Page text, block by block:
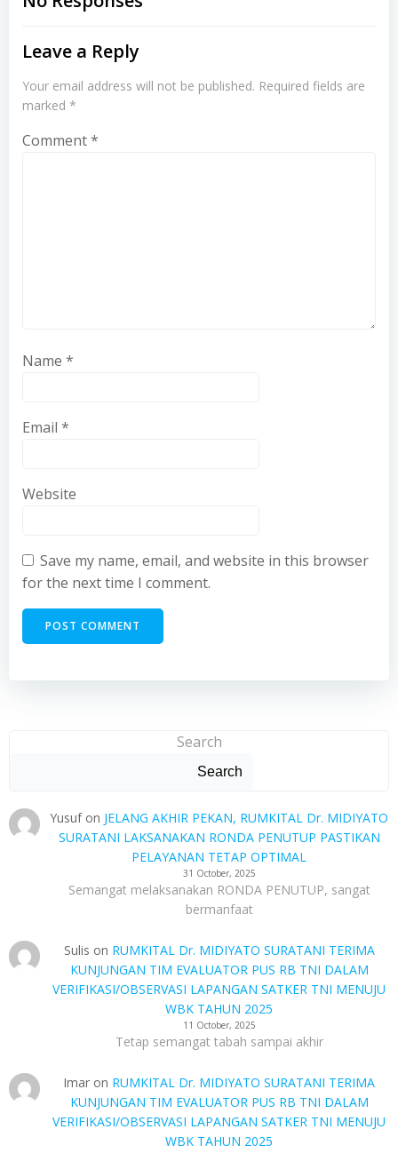
Leave a Reply
Your email address will not be published. Required fields are
marked *
Comment*
Name *
Email *
Website
Save my name, email, and website in this browser
for the next time I comment.
Search
Search
Yusufon JELANG AKHIR PEKAN, RUMKITAL Dr. MIDIYATO
SURATANI LAKSANAKAN RONDA PENUTUP PASTIKAN
PELAYANAN TETAP OPTIMAL
31 October, 2025
Semangat melaksanakan RONDA PENUTUP, sangat
bermanfaat
Sulis on RUMKITAL Dr. MIDIYATO SURATANI TERIMA
KUNJUNGAN TIM EVALUATOR PUS RB TNI DALAM
VERIFIKASI/OBSERVASI LAPANGAN SATKER TNI MENUJU
WBK TAHUN 2025
11 October, 2025
Tetap semangat tabah sampai akhir
Imar on RUMKITAL Dr. MIDIYATO SURATANI TERIMA
KUNJUNGAN TIM EVALUATOR PUS RB TNI DALAM
VERIFIKASI/OBSERVASI LAPANGAN SATKER TNI MENUJU
WBK TAHUN 2025